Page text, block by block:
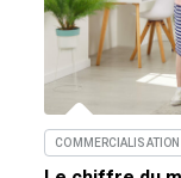
COMMERCIALISATION